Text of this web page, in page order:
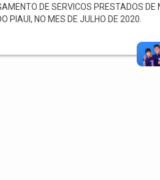
DE SERVICOS PRESTADOS
PIAUI, NO MES DE JULHO DE 2020.